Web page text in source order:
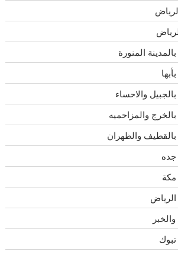
المنورة
والاحساء
والمزاحميه
والظهران